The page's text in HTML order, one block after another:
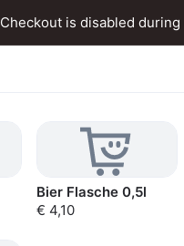
Checkout is disabled
Bier Flasche 0,5l
€ 4,10